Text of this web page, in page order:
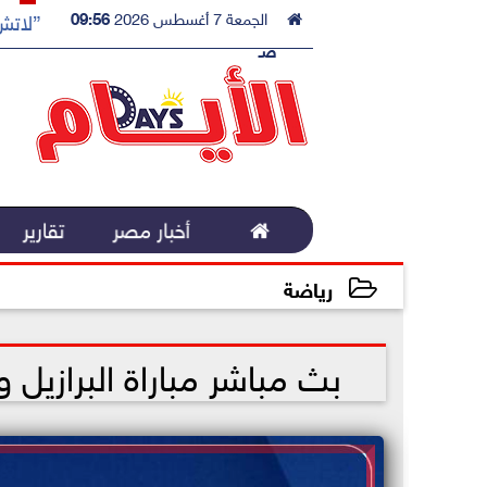
 الجمعة 7 أغسطس 2026
09:56
صـ
 أخبار مصر تقارير
رياضة
بث مباشر مباراة البرازيل